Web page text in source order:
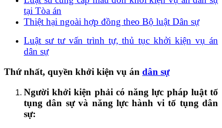
tại Tòa án
Thiệt hại ngoài hợp đồng theo Bộ luật Dân sự
Luật sư tư vấn trình tự, thủ tục khởi kiện vụ án
dân sự
Thứ nhất, quyền khởi kiện vụ án dân sự
Người khởi kiện phải có năng lực pháp luật tố
tụng dân sự và năng lực hành vi tố tụng dân
sự: